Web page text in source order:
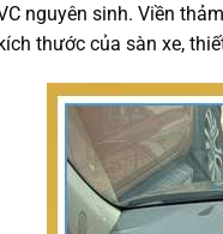
nguyên sinh. Viền
thước của sàn xe,